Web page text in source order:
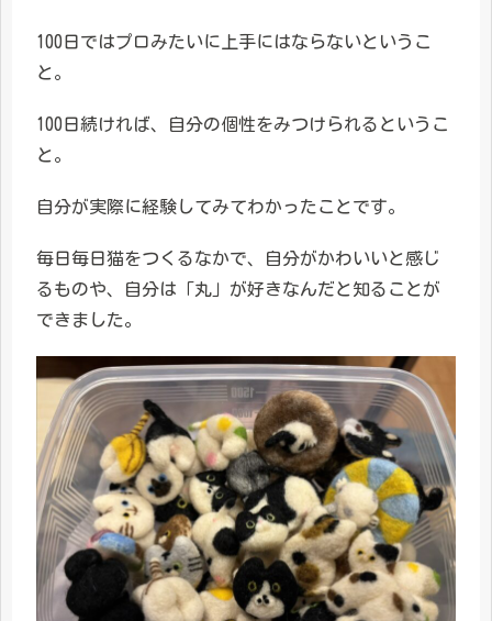
100日ではプロみたいに上手にはならないというこ
と。
100日続ければ、自分の個性をみつけられるというこ
と。
自分が実際に経験してみてわかったことです。
毎日毎日猫をつくるなかで、自分がかわいいと感じ
るものや、自分は「丸」が好きなんだと知ることが
できました。